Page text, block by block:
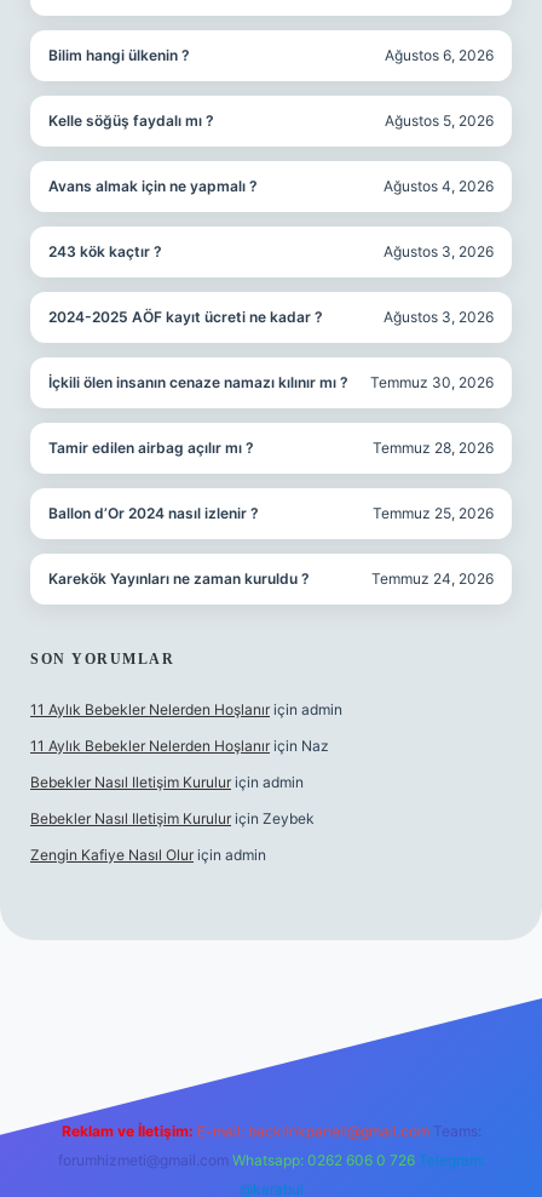
Bilim hangi ülkenin ? Ağustos 6, 2026
Kelle söğüş faydalı mı ? Ağustos 5, 2026
Avans almak için ne yapmalı ? Ağustos 4, 2026
243 kök kaçtır ? Ağustos 3, 2026
2024-2025 AÖF kayıt ücreti ne kadar ? Ağustos 3, 2026
İçkili ölen insanın cenaze namazı kılınır mı ? Temmuz 30, 2026
Tamir edilen airbag açılır mı ? Temmuz 28, 2026
Ballon d’Or 2024 nasıl izlenir ? Temmuz 25, 2026
Karekök Yayınları ne zaman kuruldu ? Temmuz 24, 2026
SON YORUMLAR
11 Aylık Bebekler Nelerden Hoşlanır için admin
11 Aylık Bebekler Nelerden Hoşlanır için Naz
Bebekler Nasıl Iletişim Kurulur için admin
Bebekler Nasıl Iletişim Kurulur için Zeybek
Zengin Kafiye Nasıl Olur için admin
Reklam ve İletişim: E-mail: backlinkpaneli@gmail.com Teams:
forumhizmeti@gmail.com Whatsapp: 0262 606 0 726 Telegram:
@karabul